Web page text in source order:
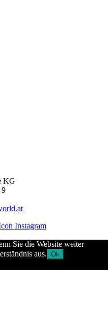
KG
9
Sie die Website weiter
aus. Ok